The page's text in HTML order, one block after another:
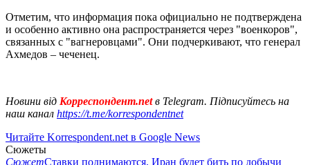
Отметим, что информация пока официально не подтверждена
и особенно активно она распространяется через "военкоров",
связанных с "вагнеровцами". Они подчеркивают, что генерал
Ахмедов – чеченец.
Новини від Корреспондент.netв Telegram. Підписуйтесь на
наш канал https://t.me/korrespondentnet
Читайте Korrespondent.net в Google News
Сюжеты
СюжетСтавки поднимаются. Иран будет бить по добычи